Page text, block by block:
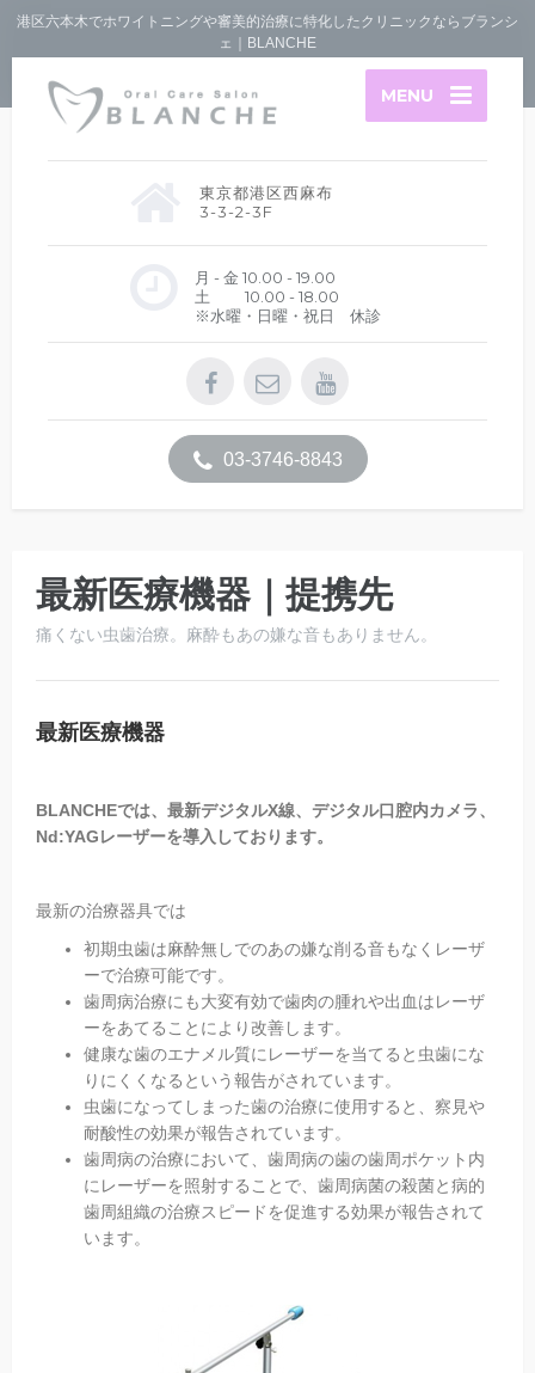
港区六本木でホワイトニングや審美的治療に特化したクリニックならブランシ
ェ｜BLANCHE
MENU
東京都港区西麻布
3-3-2-3F
月 - 金 10.00 - 19.00
土 10.00 - 18.00
※水曜・日曜・祝日 休診
03-3746-8843
最新医療機器｜提携先
痛くない虫歯治療。麻酔もあの嫌な音もありません。
最新医療機器
BLANCHEでは、最新デジタルX線、デジタル口腔内カメラ、
Nd:YAGレーザーを導入しております。
最新の治療器具では
初期虫歯は麻酔無しでのあの嫌な削る音もなくレーザ
ーで治療可能です。
歯周病治療にも大変有効で歯肉の腫れや出血はレーザ
ーをあてることにより改善します。
健康な歯のエナメル質にレーザーを当てると虫歯にな
りにくくなるという報告がされています。
虫歯になってしまった歯の治療に使用すると、察見や
耐酸性の効果が報告されています。
歯周病の治療において、歯周病の歯の歯周ポケット内
にレーザーを照射することで、歯周病菌の殺菌と病的
歯周組織の治療スピードを促進する効果が報告されて
います。